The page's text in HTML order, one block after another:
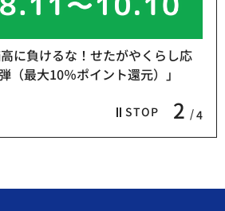
STOP 2 4
に負けるな！せたがやくらし応
（最大10％ポイント還元）」